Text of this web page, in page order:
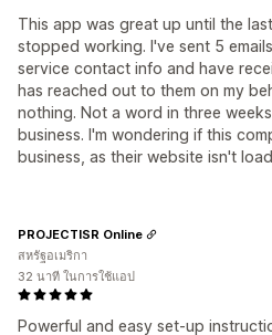
This app was great up until the
stopped working. I've sent 5
service contact info and have
has reached out to them on my
nothing. Not a word in three
business. I'm wondering if this
business, as their website isn't
Powerful and easy set-up
PROJECTISR Online
สหรัฐอเมริกา
32 นาที ในการใช้แอป